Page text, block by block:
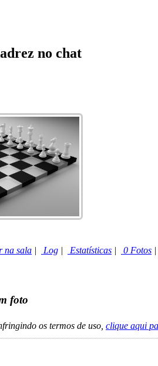
no chat
na sala | Log | Estatísticas | 0 Fotos
foto
os termos de uso, clique aqui